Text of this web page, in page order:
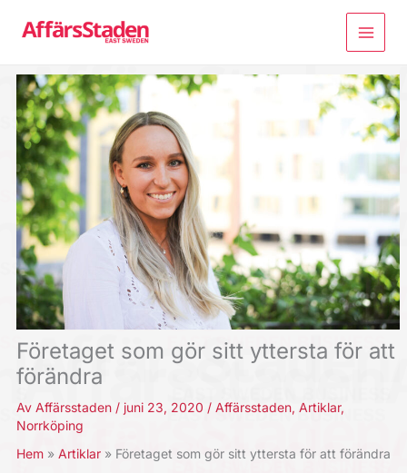
Företaget som gör sitt yttersta för att
förändra
Av Affärsstaden / juni 23, 2020 / Affärsstaden, Artiklar,
Norrköping
Hem
Artiklar Företaget som gör sitt yttersta för att förändra